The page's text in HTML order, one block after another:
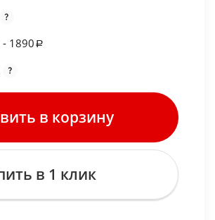
1890
в корзину
в 1 клик